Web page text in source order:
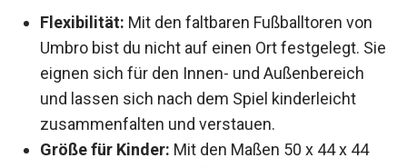
Flexibilität:
Mit den faltbaren Fußballtoren von
Umbro bist du nicht auf einen Ort festgelegt.
Sie eignen sich für den Innen- und
Außenbereich und lassen sich nach dem Spiel
kinderleicht zusammenfalten und verstauen.
Größe für Kinder:
Mit den Maßen 50 x 44 x 44
cm sind die Tore ideal für Kinder und bieten